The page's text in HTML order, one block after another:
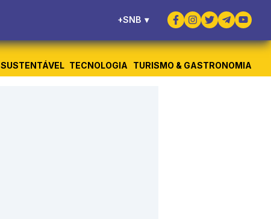
+SNB ▾
SUSTENTÁVEL TECNOLOGIA TURISMO & GASTRONOMIA